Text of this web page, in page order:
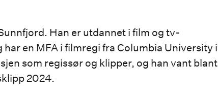
Han er utdannet i film og tv-
en MFA i filmregi fra Columbia University i
som regissør og klipper, og han vant blant
2024.